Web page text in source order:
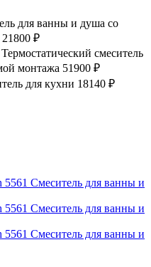
для ванны и душа со
21800 ₽
смеситель
монтажа 51900 ₽
для кухни 18140 ₽